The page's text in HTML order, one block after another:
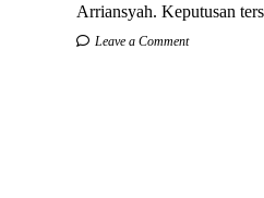
Arriansyah. Keputusan
Leave a Comment